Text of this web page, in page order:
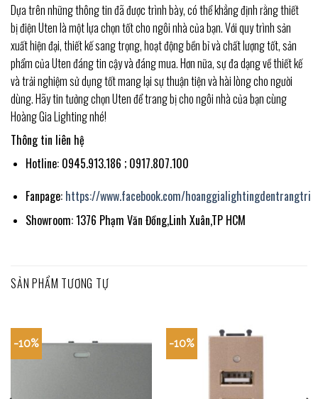
Dựa trên những thông tin đã được trình bày, có thể khẳng định rằng thiết
bị điện Uten là một lựa chọn tốt cho ngôi nhà của bạn. Với quy trình sản
xuất hiện đại, thiết kế sang trọng, hoạt động bền bỉ và chất lượng tốt, sản
phẩm của Uten đáng tin cậy và đáng mua. Hơn nữa, sự đa dạng về thiết kế
và trải nghiệm sử dụng tốt mang lại sự thuận tiện và hài lòng cho người
dùng. Hãy tin tưởng chọn Uten để trang bị cho ngôi nhà của bạn cùng
Hoàng Gia Lighting nhé!
Thông tin liên hệ
Hotline: 0945.913.186 ; 0917.807.100
Fanpage: https://www.facebook.com/hoanggialightingdentrangtri
Showroom: 1376 Phạm Văn Đồng,Linh Xuân,TP HCM
SẢN PHẨM TƯƠNG TỰ
-10% -10%